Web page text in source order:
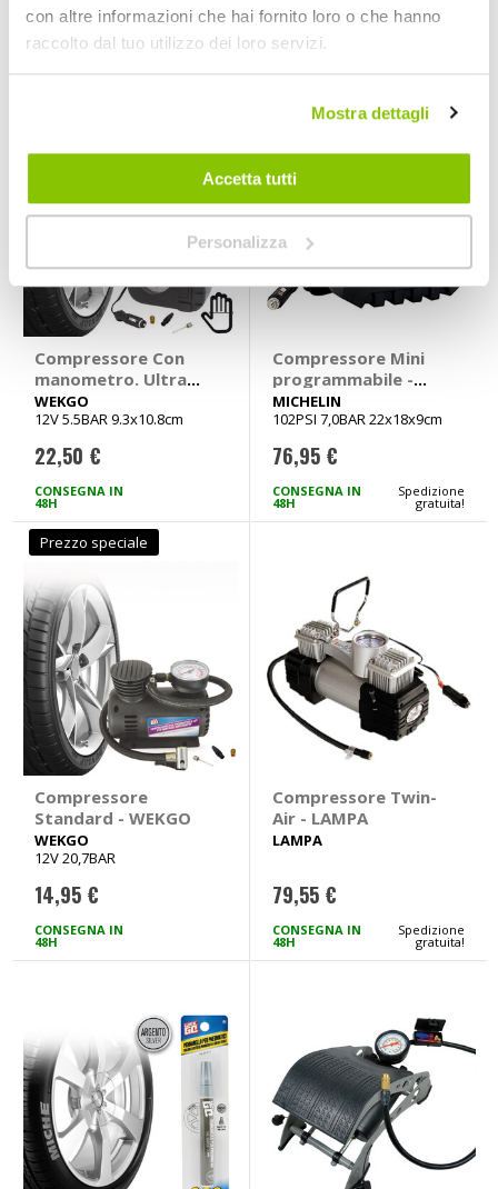
con altre informazioni che hai fornito loro o che hanno
raccolto dal tuo utilizzo dei loro servizi.
Mostra dettagli
Accetta tutti
Personalizza
29,95 €
CONSEGNA IN
39,95 €
CONSEGNA IN
Compressore Con
manometro. Ultra
compatto - WEKGO
WEKGO
12V 5.5BAR 9.3x10.8cm
22,50 €
CONSEGNA IN
48H
Compressore Mini
programmabile -
MICHELIN
MICHELIN
102PSI 7,0BAR 22x18x9cm
76,95 €
CONSEGNA IN
48H
Spedizione
gratuita!
Prezzo speciale
Compressore
Standard - WEKGO
WEKGO
12V 20,7BAR
14,95 €
CONSEGNA IN
48H
Compressore Twin-
Air - LAMPA
LAMPA
79,55 €
CONSEGNA IN
48H
Spedizione
gratuita!